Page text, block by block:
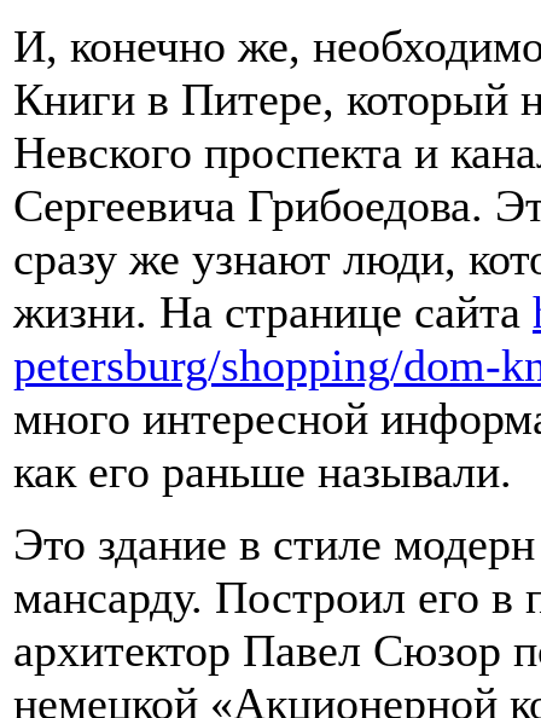
И, конечно же,
Книги в Питере, который
Невского проспекта и
Сергеевича Грибоедова.
сразу же узнают люди,
жизни. На странице сайта
petersburg/shopping/dom-
много интересной
как его раньше называли.
Это здание в стиле
мансарду. Построил его в
архитектор Павел Сюзор
немецкой «Акционерной